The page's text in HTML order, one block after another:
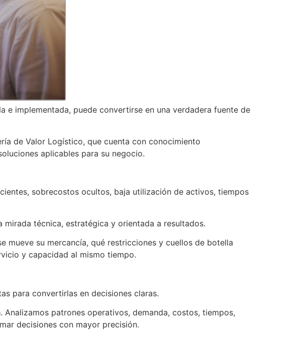
e implementada, puede convertirse en una verdadera fuente de
de Valor Logístico, que cuenta con conocimiento
aplicables para su negocio.
sobrecostos ocultos, baja utilización de activos, tiempos
técnica, estratégica y orientada a resultados.
su mercancía, qué restricciones y cuellos de botella
y capacidad al mismo tiempo.
para convertirlas en decisiones claras.
patrones operativos, demanda, costos, tiempos,
decisiones con mayor precisión.